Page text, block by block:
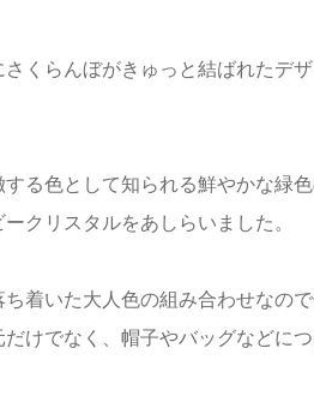
くらんぼがきゅっと結ばれたデ
る色として知られる鮮やかな緑
クリスタルをあしらいました。
着いた大人色の組み合わせなので
けでなく、帽子やバッグなどに